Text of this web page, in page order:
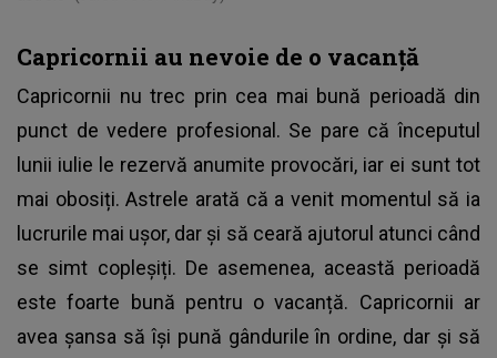
Capricornii au nevoie de o vacanță
Capricornii nu trec prin cea mai bună perioadă din
punct de vedere profesional. Se pare că începutul
lunii iulie le rezervă anumite provocări, iar ei sunt tot
mai obosiți. Astrele arată că a venit momentul să ia
lucrurile mai ușor, dar și să ceară ajutorul atunci când
se simt copleșiți. De asemenea, această perioadă
este foarte bună pentru o vacanță. Capricornii ar
avea șansa să își pună gândurile în ordine, dar și să